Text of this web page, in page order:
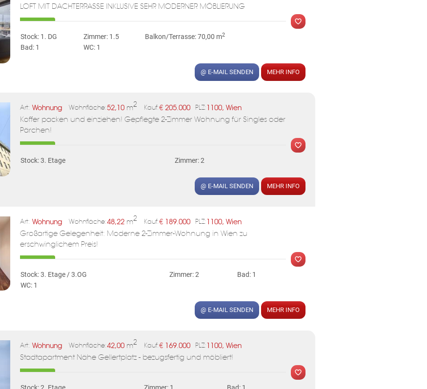
LOFT MIT DACHTERRASSE INKLUSIVE SEHR MODERNER MÖBLIERUNG
Stock: 1. DG Zimmer: 1.5 Balkon/Terrasse: 70,00 m2
Bad: 1 WC: 1
@ E-MAIL SENDEN MEHR INFO
Art: Wohnung Wohnfläche:52,10 m2 Kauf:€ 205.000 PLZ: 1100, Wien
Koffer packen und einziehen! Gepflegte 2-Zimmer Wohnung für Singles oder
Pärchen!
Stock: 3. Etage Zimmer: 2
@ E-MAIL SENDEN MEHR INFO
Art: Wohnung Wohnfläche:48,22 m2 Kauf:€ 189.000 PLZ: 1100, Wien
Großartige Gelegenheit: Moderne 2-Zimmer-Wohnung in Wien zu
erschwinglichem Preis!
Stock: 3. Etage / 3.OG Zimmer: 2
Bad: 1
WC: 1
@ E-MAIL SENDEN MEHR INFO
Art: Wohnung Wohnfläche:42,00 m2 Kauf:€ 169.000 PLZ: 1100, Wien
Stadtapartment Nähe Gellertplatz - bezugsfertig und möbliert!